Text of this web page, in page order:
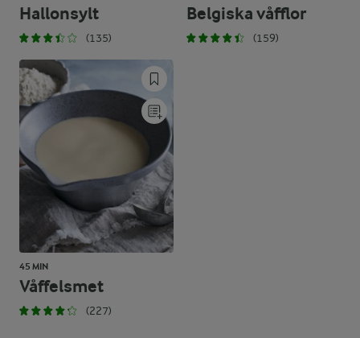
Hallonsylt
(135)
Belgiska våfflor
(159)
45 MIN
Våffelsmet
(227)